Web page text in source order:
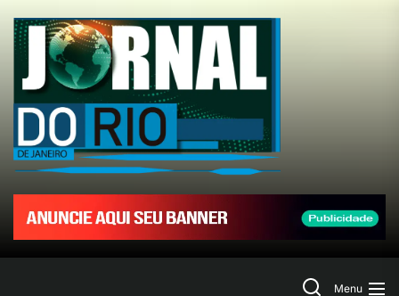
the
content
Jornal
do
Rio
de
SearchMenu